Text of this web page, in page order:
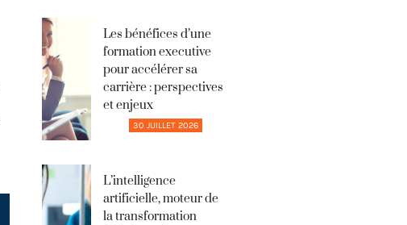
Les bénéfices d’une
formation executive
pour accélérer sa
carrière : perspectives
et enjeux
30 JUILLET 2026
L’intelligence
artificielle, moteur de
la transformation